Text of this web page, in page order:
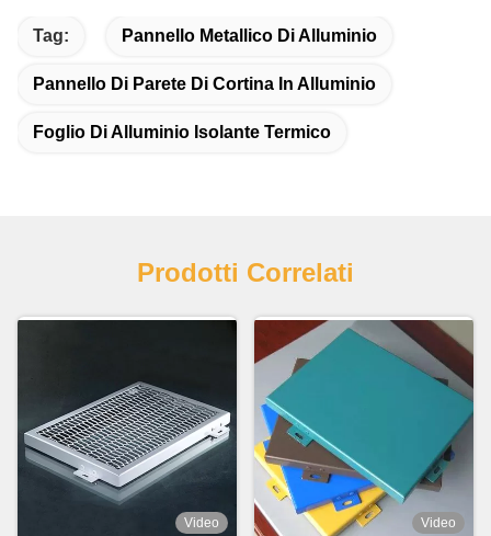
Tag: Pannello Metallico Di Alluminio
Pannello Di Parete Di Cortina In Alluminio
Foglio Di Alluminio Isolante Termico
Prodotti Correlati
Video Video